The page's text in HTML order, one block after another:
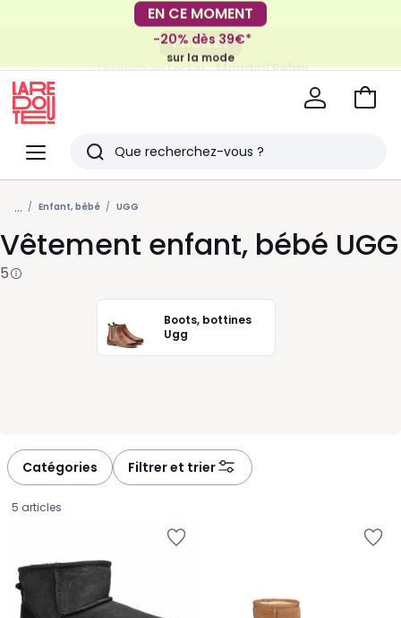
EN CE MOMENT
-20% dès 39€*
sur la mode
FACILE !
Livraison en Locker Mondial Relay
Menu
Redoute
Rechercher
Derniers
articles
vus
Voir
... Enfant, bébé UGG
Vêtement enfant, bébé UGG
5
Boots, bottines
Ugg
Catégories Filtrer et trier
5 articles